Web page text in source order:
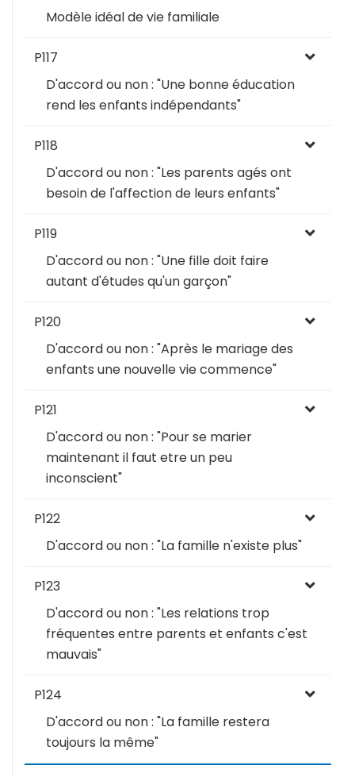
Modèle idéal de vie familiale
P117
D'accord ou non : "Une bonne éducation
rend les enfants indépendants"
P118
D'accord ou non : "Les parents agés ont
besoin de l'affection de leurs enfants"
P119
D'accord ou non : "Une fille doit faire
autant d'études qu'un garçon"
P120
D'accord ou non : "Après le mariage des
enfants une nouvelle vie commence"
P121
D'accord ou non : "Pour se marier
maintenant il faut etre un peu
inconscient"
P122
D'accord ou non : "La famille n'existe plus"
P123
D'accord ou non : "Les relations trop
fréquentes entre parents et enfants c'est
mauvais"
P124
D'accord ou non : "La famille restera
toujours la même"